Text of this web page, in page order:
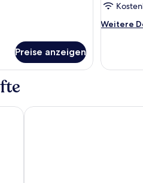
Preise anzeigen
Weitere
Weitere
Zelt
Shantaa Resort